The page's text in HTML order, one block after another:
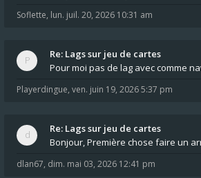
Soflette, lun. juil. 20, 2026 10:31 am
Re: Lags sur jeu de cartes
Pour moi pas de lag avec comme
Playerdingue, ven. juin 19, 2026 5:37 pm
Re: Lags sur jeu de cartes
Bonjour, Première chose faire un
dlan67, dim. mai 03, 2026 12:41 pm